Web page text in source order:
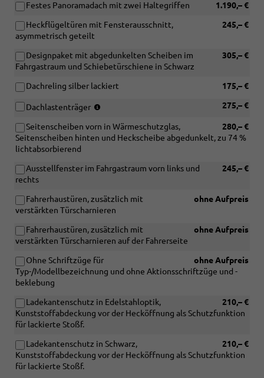
Rückfahrkamera
"Rear
View"
und
[ZWD]
Parklenkassistent
mit
Car2X)
[KA2]
"Rear
View"
[ZWB]
Advanced)
1.190,– €
Festes Panoramadach mit zwei Haltegriffen
245,– €
Heckflügeltüren mit Fensterausschnitt,
asymmetrisch geteilt
305,– €
Designpaket mit abgedunkelten Scheiben im
Fahrgastraum und Schiebetürschiene in Schwarz
175,– €
Dachreling silber lackiert
275,– €
Dachlastenträger
Verbindung
mit
Vorbereitung)
280,– €
Seitenscheiben vorn in Wärmeschutzglas,
Seitenscheiben hinten und Heckscheibe abgedunkelt, zu 74 %
lichtabsorbierend
245,– €
Ausstellfenster im Fahrgastraum vorn links und
rechts
ohne Aufpreis
Fahrerhaustüren, zusätzlich mit
verstärkten Türscharnieren
ohne Aufpreis
Fahrerhaustüren, zusätzlich mit
verstärkten Türscharnieren auf der Fahrerseite
ohne Aufpreis
Ohne Schriftzüge für
Typ-/Modellbezeichnung und ohne Aktionsschriftzüge und -
beklebung
210,– €
Ladekantenschutz in Edelstahloptik,
Kunststoffabdeckung vor der Hecköffnung als Schutzfunktion
für lackierte Stoßf.
210,– €
Ladekantenschutz in Schwarz,
Kunststoffabdeckung vor der Hecköffnung als Schutzfunktion
für lackierte Stoßf.